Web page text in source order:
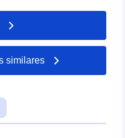
en data.europa.eu:
2026
[ [ 8.819534,
[ 8.8210913,
[ 8.819534,
], [ 8.819534,
similares